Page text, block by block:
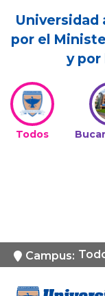
Universidad
por el
y por
Todos
Campus: